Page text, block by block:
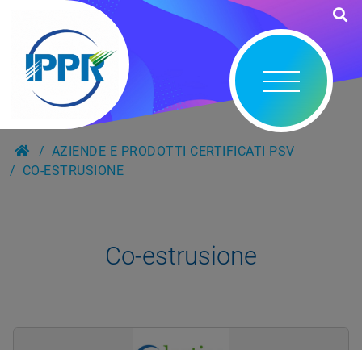
AZIENDE E PRODOTTI CERTIFICATI PSV
CO-ESTRUSIONE
Co-estrusione